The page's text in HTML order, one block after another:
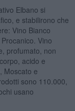
Elbano si
e stabilirono che
Vino Bianco
Vino
profumato, non
acido e
Moscato e
sono 110.000,
usano